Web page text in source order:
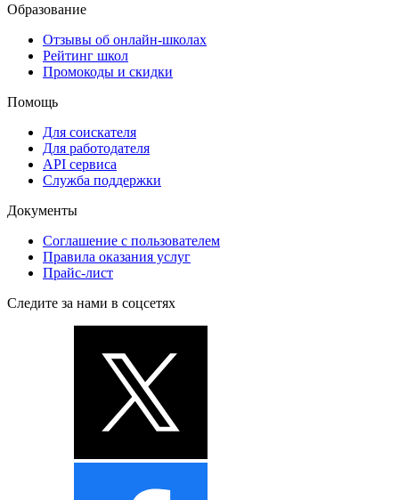
Образование
Отзывы об онлайн-школах
Рейтинг школ
Промокоды и скидки
Помощь
Для соискателя
Для работодателя
API сервиса
Служба поддержки
Документы
Соглашение с пользователем
Правила оказания услуг
Прайс-лист
Следите за нами в соцсетях